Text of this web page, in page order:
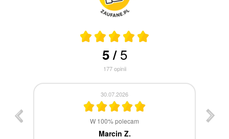
5/5
177opinii
30.07.2026
W 100% polecam
Marcin Z.